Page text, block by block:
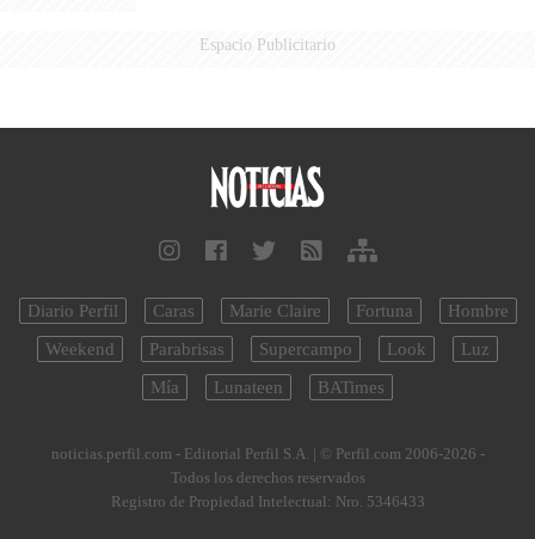
Espacio Publicitario
Diario Perfil Caras Marie Claire Fortuna
Hombre
Weekend
Parabrisas Supercampo Look
Luz
Mía
Lunateen BATimes
noticias.perfil.com - Editorial Perfil S.A. | © Perfil.com 2006-2026 -
Todos los derechos reservados
Registro de Propiedad Intelectual: Nro. 5346433